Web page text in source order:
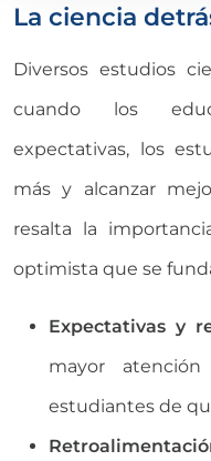
La ciencia
Diversos estudios
cuando los
expectativas, los
más y alcanzar
resalta la
optimista que se
Expectativas y
mayor
estudiantes de